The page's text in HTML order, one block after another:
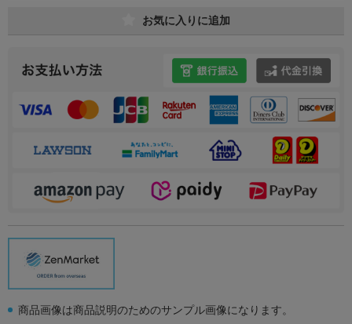
お気に入りに追加
商品画像は商品説明のためのサンプル画像になります。